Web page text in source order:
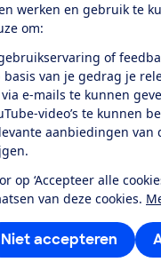
werken en gebruik te
om:
of
basis van je gedrag je
e-mails te kunnen
video’s te kunnen
aanbiedingen
op ‘Accepteer alle
van deze cookies.
Niet accepteren
Contact
Mijn
Klantenservice